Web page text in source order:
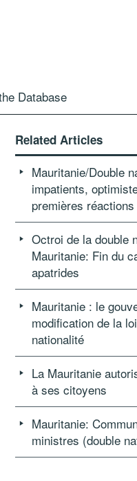
Database
Related Articles
Mauritanie/Double
impatients,
premières réactions
Octroi de la double
Mauritanie: Fin du
apatrides
Mauritanie : le
modification de la
nationalité
La Mauritanie
à ses citoyens
Mauritanie:
ministres (double